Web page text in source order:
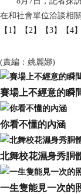
在和社會單位洽談相
【1】
【2】 【3】 【4】
(責編：姚麗娜)
賽場上不經意的瞬
你看不懂的內涵
北舞校花濕身秀胴
一生隻能見一次的